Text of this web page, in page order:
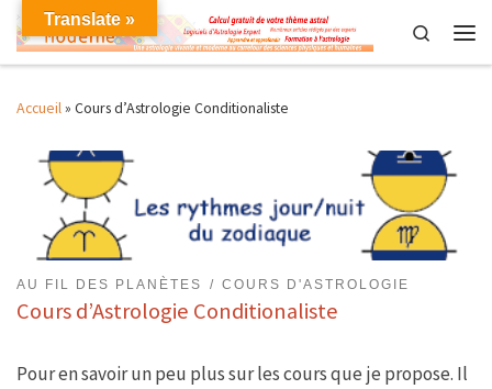
Skip to content
Search
Accueil» Cours d’Astrologie Conditionaliste
AU FIL DES PLANÈTES COURS D'ASTROLOGIE
Cours d’Astrologie Conditionaliste
Pour en savoir un peu plus sur les cours que je propose. Il
Translate »